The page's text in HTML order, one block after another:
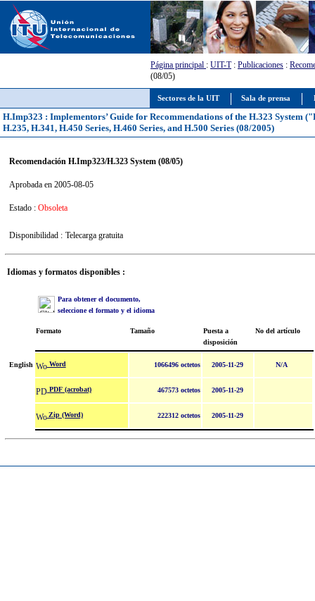
Sectores de la UIT Sala de prensa
Página principal : UIT-T: Publicaciones :
(08/05)
H.Imp323 : Implementors’ Guide for Recommendations of the H.323 System
H.235, H.341, H.450 Series, H.460 Series, and H.500 Series (08/2005)
Recomendación H.Imp323/H.323 System (08/05)
Aprobada en 2005-08-05
Estado : Obsoleta
Disponibilidad : Telecarga gratuita
Idiomas y formatos disponibles :
Para obtener el documento,
seleccione el formato y el idioma
Formato Tamaño
Puesta a
disposición
No del artículo
English Word 1066496 octetos 2005-11-29 N/A
PDF (acrobat) 467573 octetos 2005-11-29
Zip (Word) 222312 octetos 2005-11-29